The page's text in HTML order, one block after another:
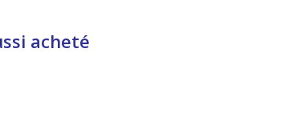
acheté